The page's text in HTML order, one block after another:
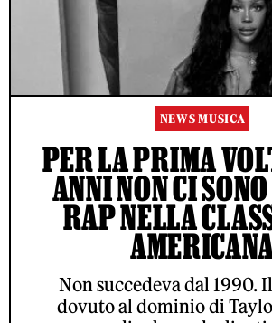
NEWS MUSICA
PER LA PRIMA
ANNI NON CI
RAP NELLA
Non succedeva dal 1990.
dovuto al dominio di